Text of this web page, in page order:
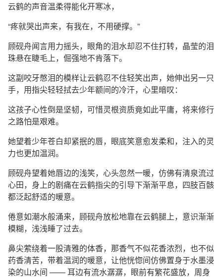
云鹤的声音温柔得能化开寒冰，
“疼就哭出声来，有我在，不用硬撑。”
顾砚舟闻言用力摇头，眼角的泪水却忍不住打转，晶莹的泪
珠悬在睫毛上，倔强地不肯落下。
这副咬牙憋泪的模样让云鹤忍不住轻笑出声，她伸出另一只
手，用指尖轻轻拭去少年额间的冷汗，心里暗叹：
这孩子心性倒是坚韧，可惜灵根资质竟如此平庸，将来修行
之路怕是艰难。
她望着少年苍白却紧抿的唇，眼底笑意愈发柔和，注入的灵
力也更加温润。
顾砚舟望着她唇边的浅笑，心头忽然一暖，仿佛有清泉流过
心田，身上的剧痛在云鹤指尖的引导下渐渐平息，四肢百骸
都泛起舒适的暖意。
倦意如潮水般涌来，顾砚舟放松地靠在云鹤腿上，意识渐渐
模糊，浅浅睡了过去。
鼻尖萦绕着一股清雅的体香，那香气不似花香浓烈，也不似
药香清苦，带着温润的暖意，让他恍惚间仿佛置身于水墨浸
染的山水间 —— 耳边有流水潺潺，眼前有繁花盛放，周身